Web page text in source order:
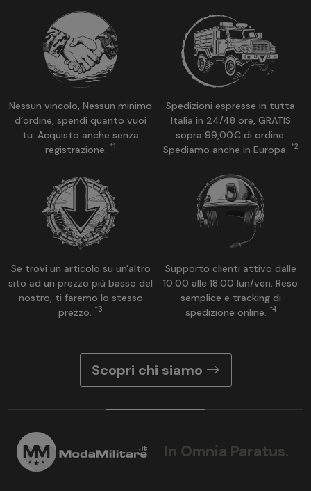
Nessun vincolo, Nessun minimo
d’ordine, spendi quanto vuoi
tu. Acquisto anche senza
registrazione. *1
Spedizioni espresse in tutta
Italia in 24/48 ore, GRATIS
sopra 99,00€ di ordine.
Spediamo anche in Europa. *2
Se trovi un articolo su un'altro
sito ad un prezzo più basso del
nostro, ti faremo lo stesso
prezzo. *3
Supporto clienti attivo dalle
10:00 alle 18:00 lun/ven. Reso
semplice e tracking di
spedizione online. *4
Scopri chi siamo
In Omnia Paratus.